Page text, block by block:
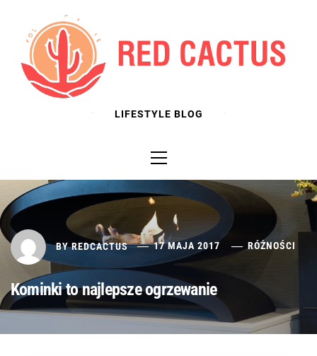
content
LIFESTYLE BLOG
Menu
BYREDCACTUS 17 MAJA 2017 RÓŻNOŚCI
Kominki to najlepsze ogrzewanie